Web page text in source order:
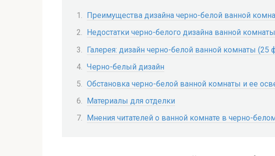
Преимущества дизайна черно-белой ванной
Недостатки черно-белого дизайна ванной комнаты
Галерея: дизайн черно-белой ванной комнаты (25
Черно-белый дизайн
Обстановка черно-белой ванной комнаты и ее
Материалы для отделки
Мнения читателей о ванной комнате в черно-